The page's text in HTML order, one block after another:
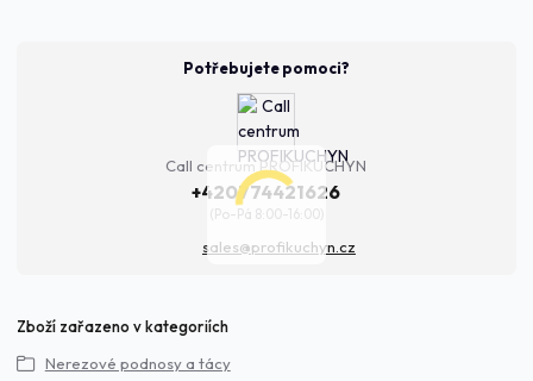
Potřebujete pomoci?
Call centrum PROFIKUCHYN
+420774421626
(Po-Pá 8:00-16:00)
sales@profikuchyn.cz
Zboží zařazeno v kategoriích
Nerezové podnosy a tácy